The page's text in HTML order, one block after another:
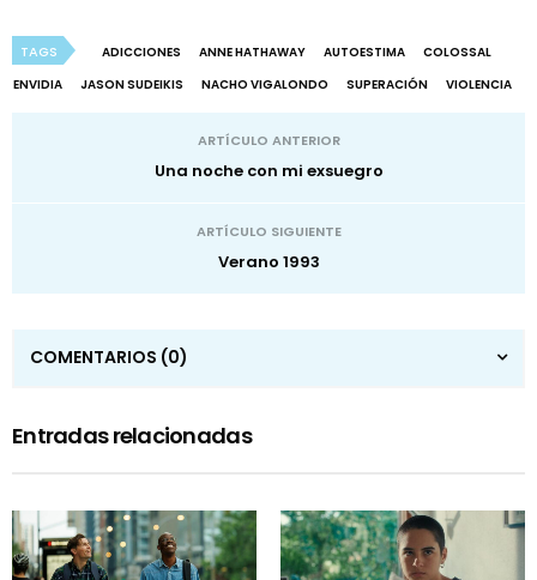
TAGS ADICCIONES ANNE HATHAWAY AUTOESTIMA
COLOSSAL
ENVIDIA
JASON SUDEIKIS NACHO VIGALONDO SUPERACIÓN VIOLENCIA
ARTÍCULO ANTERIOR
Una noche con mi exsuegro
ARTÍCULO SIGUIENTE
Verano 1993
COMENTARIOS (0)
Entradas relacionadas